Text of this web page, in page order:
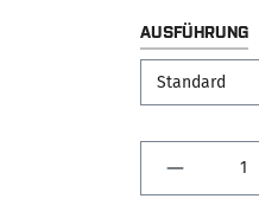
AUSFÜHRUNG